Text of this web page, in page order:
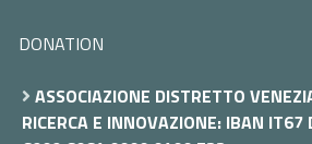
DONATION
ASSOCIAZIONE DISTRETTO
RICERCA E INNOVAZIONE: IBAN IT67